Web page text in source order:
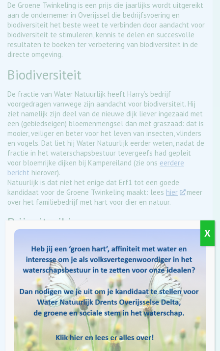
De Groene Twinkeling is een prijs die jaarlijks wordt uitgereikt
aan de ondernemer in Overijssel die bedrijfsvoering en
biodiversiteit het beste weet te verbinden door aandacht voor
biodiversiteit te stimuleren, kennis te delen en succesvolle
resultaten te boeken ter verbetering van biodiversiteit in de
directe omgeving.
Biodiversiteit
De fractie van Water Natuurlijk heeft Harry’s bedrijf
voorgedragen vanwege zijn aandacht voor biodiversiteit. Hij
ziet namelijk zijn deel van de nieuwe dijk liever ingezaaid met
een (gebiedseigen) bloemenmengsel dan met graszaad: dat is
mooier, veiliger en beter voor het leven van insecten, vlinders
en vogels. Dat liet hij Water Natuurlijk eerder weten, nadat de
fractie in het waterschapsbestuur tevergeefs had gepleit
voor bloemrijke dijken bij Kampereiland (zie ons eerdere
bericht hierover).
Natuurlijk is dat niet het enige dat Erf1 tot een goede
kandidaat voor de Groene Twinkeling maakt: lees hier
meer
over het familiebedrijf met hart voor dier en natuur.
Prijsuitreiking
nieuwjaarsbijeenkomst in Nijverdal bekend gemaakt wie van
de drie genomineerden de Groene Twinkeling 2019 wint. Wie
erbij wil zijn, kan zich aanmelden via de site van de Groene
Twinkeling. Water Natuurlijk is er zeker bij!
biodiversiteit bloemrijke dijk Groene Twinkeling Kampen
X